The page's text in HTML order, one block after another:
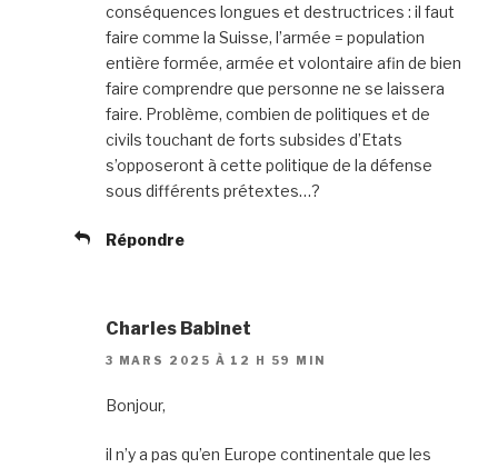
conséquences longues et destructrices : il faut
faire comme la Suisse, l’armée = population
entière formée, armée et volontaire afin de bien
faire comprendre que personne ne se laissera
faire. Problème, combien de politiques et de
civils touchant de forts subsides d’Etats
s’opposeront à cette politique de la défense
sous différents prétextes…?
Répondre
Charles Babinet
3 MARS 2025 À 12 H 59 MIN
Bonjour,
il n’y a pas qu’en Europe continentale que les